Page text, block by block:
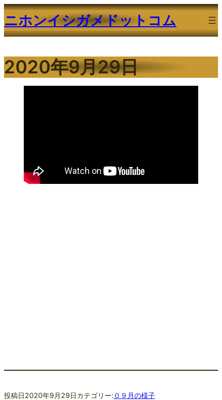
内
容
を
キ
ッ
ニホンイシガメドットコム
2020年9月29日
投稿日2020年9月29日カテゴリー: ０９月の様子